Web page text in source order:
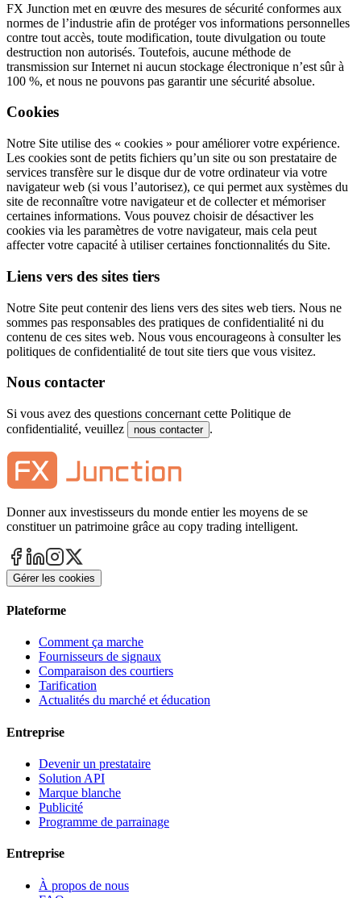
FX Junction met en œuvre des mesures de sécurité conformes aux
normes de l’industrie afin de protéger vos informations personnelles
contre tout accès, toute modification, toute divulgation ou toute
destruction non autorisés. Toutefois, aucune méthode de
transmission sur Internet ni aucun stockage électronique n’est sûr à
100 %, et nous ne pouvons pas garantir une sécurité absolue.
Cookies
Notre Site utilise des « cookies » pour améliorer votre expérience.
Les cookies sont de petits fichiers qu’un site ou son prestataire de
services transfère sur le disque dur de votre ordinateur via votre
navigateur web (si vous l’autorisez), ce qui permet aux systèmes du
site de reconnaître votre navigateur et de collecter et mémoriser
certaines informations. Vous pouvez choisir de désactiver les
cookies via les paramètres de votre navigateur, mais cela peut
affecter votre capacité à utiliser certaines fonctionnalités du Site.
Liens vers des sites tiers
Notre Site peut contenir des liens vers des sites web tiers. Nous ne
sommes pas responsables des pratiques de confidentialité ni du
contenu de ces sites web. Nous vous encourageons à consulter les
politiques de confidentialité de tout site tiers que vous visitez.
Nous contacter
Si vous avez des questions concernant cette Politique de
confidentialité, veuillez
nous contacter .
Donner aux investisseurs du monde entier les moyens de se
constituer un patrimoine grâce au copy trading intelligent.
Gérer les cookies
Plateforme
Comment ça marche
Fournisseurs de signaux
Comparaison des courtiers
Tarification
Actualités du marché et éducation
Entreprise
Devenir un prestataire
Solution API
Marque blanche
Publicité
Programme de parrainage
Entreprise
À propos de nous